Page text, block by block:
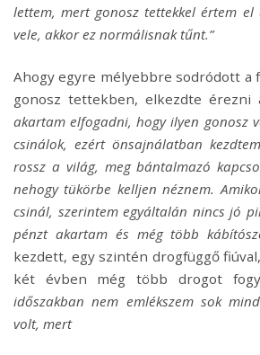
lettem, mert gonosz tettekkel értem el
vele, akkor ez normálisnak tűnt.”
Ahogy egyre mélyebbre sodródott a
gonosz tettekben, elkezdte érezni
akartam elfogadni, hogy ilyen gonosz
csinálok, ezért önsajnálatban
rossz a világ, meg bántalmazó
nehogy tükörbe kelljen néznem.
csinál, szerintem egyáltalán nincs jó
pénzt akartam és még több
kezdett, egy szintén drogfüggő
két évben még több drogot
időszakban nem emlékszem sok
volt, mert